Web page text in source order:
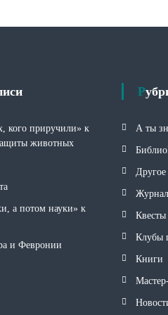
кого приручили» к
животных
а потом науки» к
и Февронии
А ты
Другое
Квесты
Клубы
Книги